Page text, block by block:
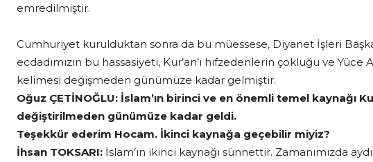
emredilmiştir.
Cumhuriyet kurulduktan sonra da bu müessese, Diyanet İşleri
ecdadımızın bu hassasiyeti, Kur’an’ı hıfzedenlerin çokluğu ve
kelimesi değişmeden günümüze kadar gelmiştir.
Oğuz ÇETİNOĞLU: İslam’ın birinci ve en önemli temel kaynağı
değiştirilmeden günümüze kadar geldi.
Teşekkür ederim Hocam. İkinci kaynağa geçebilir miyiz?
İhsan TOKSARI: İslam’ın ikinci kaynağı sünnettir. Zamanımızda